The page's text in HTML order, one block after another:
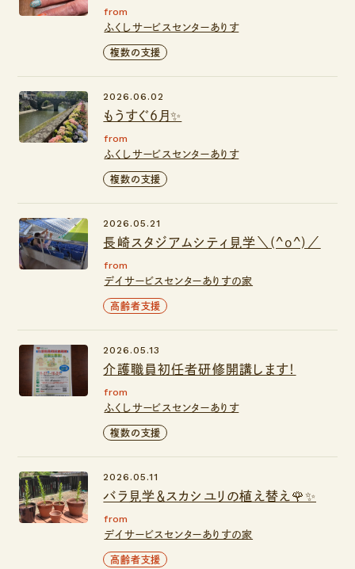
from
ふくしサービスセンターありす
複数の支援
もうすぐ6月✨
2026.06.02
from
ふくしサービスセンターありす
複数の支援
長崎スタジアムシティ見学＼(^o^)／
2026.05.21
from
デイサービスセンターありすの家
高齢者支援
介護職員初任者研修開講します！
2026.05.13
from
ふくしサービスセンターありす
複数の支援
バラ見学＆スカシユリの植え替え🌹✨
2026.05.11
from
デイサービスセンターありすの家
高齢者支援